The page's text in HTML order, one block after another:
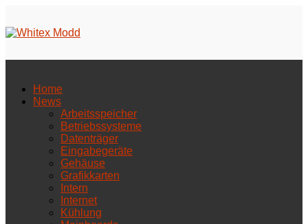
Home
News
Arbeitsspeicher
Betriebssysteme
Datenträger
Eingabegeräte
Gehäuse
Grafikkarten
Intern
Internet
Kühlung